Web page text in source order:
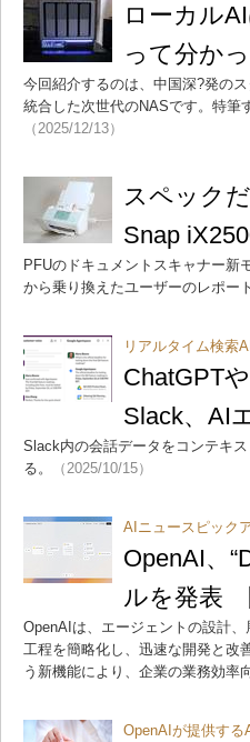
ローカル
って分か
今回紹介するのは、中国深?発の
統合した次世代のNASです。特筆
（2025/12/13）
スペック
Snap
PFUのドキュメントスキャナー新
から乗り換えたユーザーのレポー
リアルタイム検索
ChatGPT
Slack、AI
Slack内の会話データをコンテキ
る。
（2025/10/15）
AIニュースピック
OpenAI、
ルを発表
OpenAIは、エージェントの設計
工程を簡略化し、迅速な開発と改
う新機能により、企業の業務効率
OpenAIが提供する